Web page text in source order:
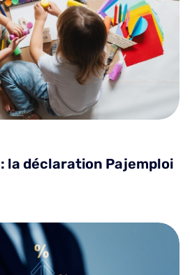
la déclaration Pajemploi